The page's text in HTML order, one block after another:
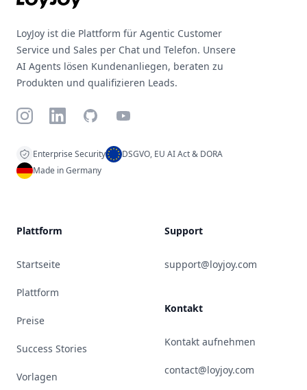
LoyJoy ist die Plattform für Agentic Customer
Service und Sales per Chat und Telefon. Unsere
AI Agents lösen Kundenanliegen, beraten zu
Produkten und qualifizieren Leads.
InstagramLinkedInGitHubYouTube
Enterprise Security
DSGVO, EU AI Act & DORA
Made in Germany
Plattform
Startseite
Plattform
Preise
Success Stories
Vorlagen
Support
support@loyjoy.com
Kontakt
Kontakt aufnehmen
contact@loyjoy.com